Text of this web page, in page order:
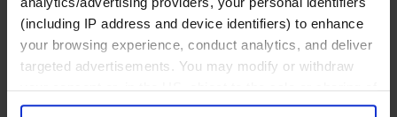
(including IP address and device identifiers) to enhance
your browsing experience, conduct analytics, and deliver
targeted advertisements. You may modify or withdraw
your consent or, in the US, object to the sale or sharing of
your data for targeted advertising, by clicking “Do Not
Funktionen
Branchen
Berater:innen
Expertise
Standorte
Über uns